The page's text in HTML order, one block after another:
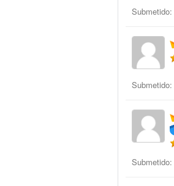
Submetido:
Submetido:
Submetido: